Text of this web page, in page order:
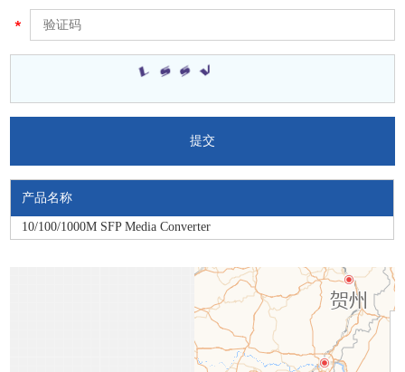
产品名称
10/100/1000M SFP Media Converter